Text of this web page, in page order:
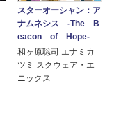
スターオーシャン：ア
ナムネシス -The B
eacon of Hope-
和ヶ原聡司 エナミカ
ツミ スクウェア・エ
ニックス